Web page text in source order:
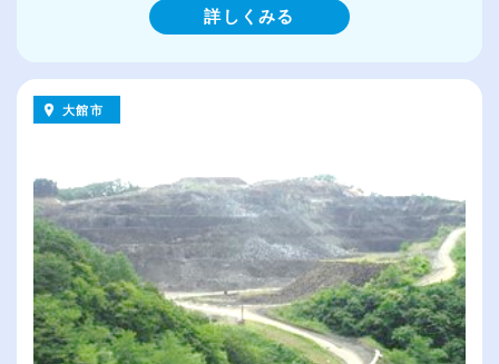
詳しくみる
大館市